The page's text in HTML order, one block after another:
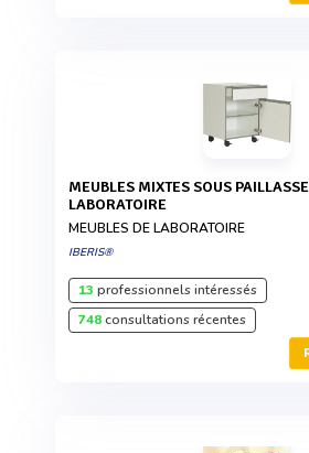
MEUBLES MIXTES SOUS PAILLASSE DE
LABORATOIRE
MEUBLES DE LABORATOIRE
IBERIS®
13 professionnels intéressés
748consultations récentes